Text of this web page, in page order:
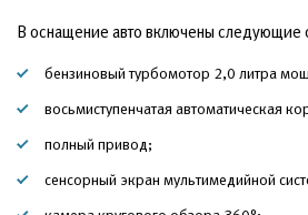
В оснащение авто включены следующие
бензиновый турбомотор 2,0 литра
восьмиступенчатая автоматическая
полный привод;
сенсорный экран мультимедийной